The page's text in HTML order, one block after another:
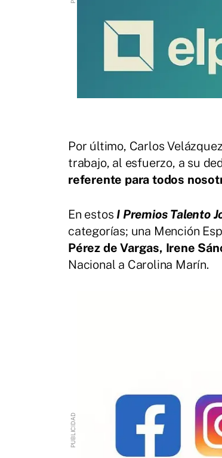
Por último, Carlos
trabajo, al esfuerzo, a su
referente para todos
En estos I Premios Talento
categorías; una Mención
Pérez de Vargas, Irene
Nacional a Carolina Marín.